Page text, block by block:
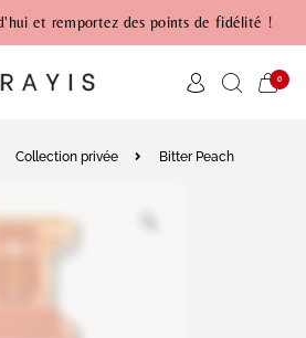
et remportez des points de fidélité !
0
Collection privée Bitter Peach